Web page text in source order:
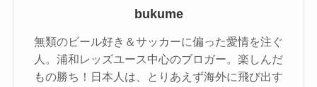
bukume
無類のビール好き＆サッカーに偏った愛情を注ぐ
人。浦和レッズユース中心のブロガー。楽しんだ
もの勝ち！日本人は、とりあえず海外に飛び出す